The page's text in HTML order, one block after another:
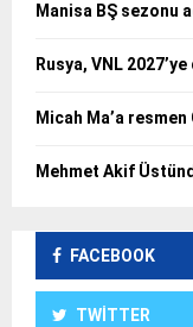
Manisa BŞ sezonu
Rusya, VNL
Micah Ma’a
Mehmet Akif
FACEBOOK
TWITTER